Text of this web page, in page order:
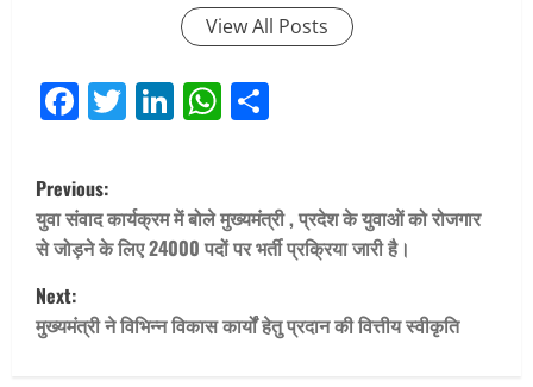
View All Posts
Facebook
Twitter
LinkedIn
WhatsApp
P
o
s
t
Previous:
युवा संवाद कार्यक्रम में बोले मुख्यमंत्री , प्रदेश के युवाओं को रोजगार
से जोड़ने के लिए 24000 पदों पर भर्ती प्रक्रिया जारी है।
Next:
मुख्यमंत्री ने विभिन्न विकास कार्यों हेतु प्रदान की वित्तीय स्वीकृति